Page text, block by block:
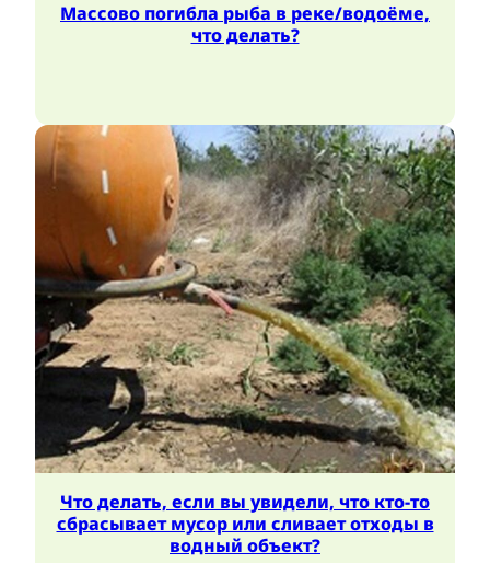
Массово погибла рыба в реке/водоёме,
что делать?
Что делать, если вы увидели, что кто-то
сбрасывает мусор или сливает отходы в
водный объект?